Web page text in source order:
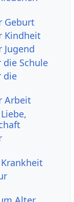
Geburt
Kindheit
Jugend
Schule
die
Arbeit